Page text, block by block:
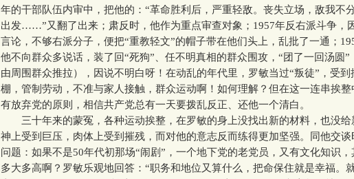
年的干部队伍内审中，把他的：“革命胜利后，严重轻敌。丧失立场，敌我不
出发……”又翻了出来；肃反时，他作为重点审查对象；1957年反右派斗争，
言论，不够右派分子，便把“重教轻文”的帽子带在他们头上，乱批了一通；
他不向群众多说话，装了回“死狗”、任不明真相的群众围攻，“团了一回汤圆”
由周围群众推拉），因说不明白呀！在动乱的年代里，罗敏当过“叛徒”，受到
棚，管制劳动，不准与家人接触，群众运动啊！如何理解？但在这一连串挨
有放弃党的原则，相信共产党总有一天要拨乱反正、还他一个清白。
三十年来的蒙冤，各种运动挨整，在罗敏的身上没找出新的材料，也没给
神上受到巨压，肉体上受到摧残，而对他的意志反而练得更加坚强。同他交谈
问题：如果不是50年代初那场“闹剧”，一个地下党的老党员，又有文化知识
多大多高啊？罗敏乐观地回答：“职务和地位又算什么，把命保住就是幸福。